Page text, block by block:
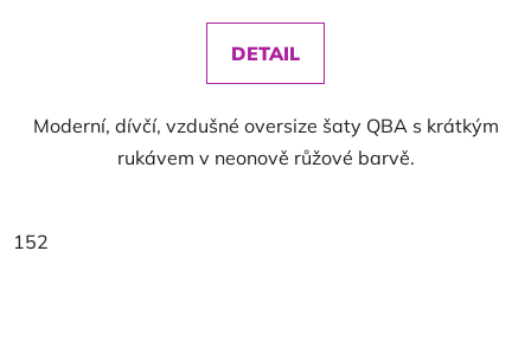
DETAIL
Moderní, dívčí, vzdušné oversize šaty QBA s krátkým
rukávem v neonově růžové barvě.
152